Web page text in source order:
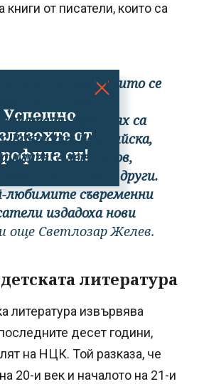
Успешно
от
си!
книги от писатели, които са
има автори, които се
любов на
Сред тях са
Виктория Бешлийска,
Алек Попов,
Деян Енев и други.
любимите съвременни
издадоха нови
още Светлозар Желев.
литература
литература извървява
десет години,
на НЦК. Той разказа, че
20-и век и началото на 21-и